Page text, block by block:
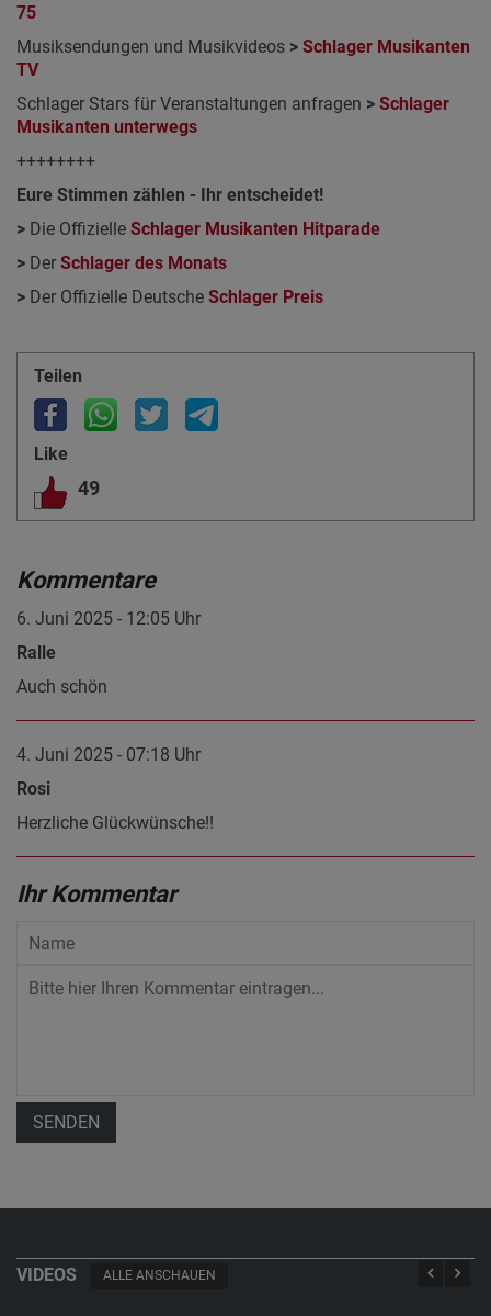
75
Musiksendungen und Musikvideos > Schlager Musikanten
TV
Schlager Stars für Veranstaltungen anfragen > Schlager
Musikanten unterwegs
++++++++
Eure Stimmen zählen - Ihr entscheidet!
> Die Offizielle Schlager Musikanten Hitparade
> Der Schlager des Monats
> Der Offizielle Deutsche Schlager Preis
Teilen
Like
49
Kommentare
6. Juni 2025 - 12:05 Uhr
Ralle
Auch schön
4. Juni 2025 - 07:18 Uhr
Rosi
Herzliche Glückwünsche!!
Ihr Kommentar
SENDEN
VIDEOS ALLE ANSCHAUEN